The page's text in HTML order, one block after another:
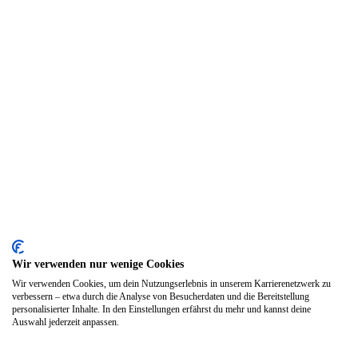
Wir verwenden nur wenige Cookies
Wir verwenden Cookies, um dein Nutzungserlebnis in unserem Karrierenetzwerk zu
verbessern – etwa durch die Analyse von Besucherdaten und die Bereitstellung
personalisierter Inhalte. In den Einstellungen erfährst du mehr und kannst deine
Auswahl jederzeit anpassen.